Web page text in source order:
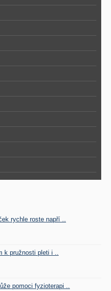
rychle roste napří ..
k pružnosti pleti i ..
pomoci fyzioterapi ..